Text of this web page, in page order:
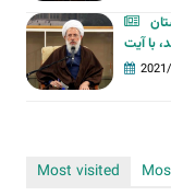
Most visited